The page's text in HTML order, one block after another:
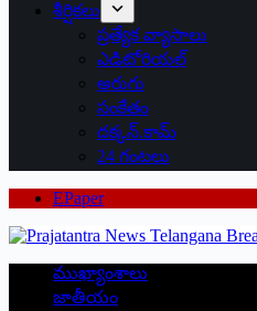
శీర్షికలు
ప్రత్యేక వ్యాసాలు
ఎడిటోరియల్
అరుగు
సంకేతం
దక్కన్.కామ్
24 గంటలు
EPaper
ముఖ్యాంశాలు
జాతీయం